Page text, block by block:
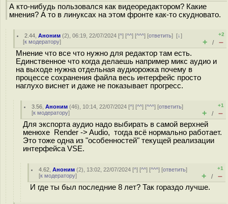
А кто-нибудь пользовался как видеоредактором? Какие
мнения? А то в линуксах на этом фронте как-то скудновато.
2.44 ,Аноним (2), 06:19, 22/07/2024 [^] [^^] [^^^] [ответить][↓]
[к модератору]
+2
+ / –
Мнение что все что нужно для редактор там есть.
Единственное что когда делаешь например микс аудио и
на выходе нужна отдельная аудиорожка почему в
процессе сохранения файла весь интерфейс просто
наглухо виснет и даже не показывает прогресс.
3.56 ,Аноним (46), 10:14, 22/07/2024 [^] [^^] [^^^] [ответить]
[к модератору]
+1
+ / –
Для экспорта аудио надо выбирать в самой верхней
менюхе Render -> Audio, тогда всё нормально работает.
Это тоже одна из "особенностей" текущей реализации
интерфейса VSE.
4.62 ,Аноним (2), 13:02, 22/07/2024 [^] [^^] [^^^] [ответить]
[к модератору]
+1
+ / –
И где ты был последние 8 лет? Так гораздо лучше.